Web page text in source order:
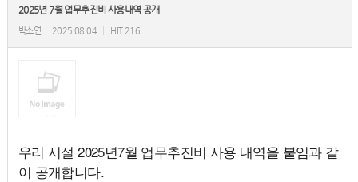
2025년 7월 업무추진비 사용내역 공개
박소연 2025.08.04 HIT 216
우리 시설 2025년7월 업무추진비 사용 내역을 붙임과 같
이 공개합니다.